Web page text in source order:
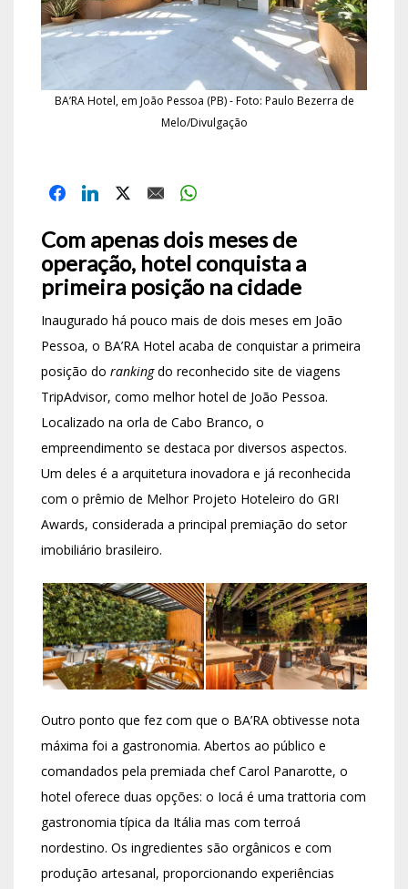
BA’RA Hotel, em João Pessoa (PB) - Foto: Paulo Bezerra de
Melo/Divulgação
Com apenas dois meses de
operação, hotel conquista a
primeira posição na cidade
Inaugurado há pouco mais de dois meses em João
Pessoa, o BA’RA Hotel acaba de conquistar a primeira
posição do rankingdo reconhecido site de viagens
TripAdvisor, como melhor hotel de João Pessoa.
Localizado na orla de Cabo Branco, o
empreendimento se destaca por diversos aspectos.
Um deles é a arquitetura inovadora e já reconhecida
com o prêmio de Melhor Projeto Hoteleiro do GRI
Awards, considerada a principal premiação do setor
imobiliário brasileiro.
Outro ponto que fez com que o BA’RA obtivesse nota
máxima foi a gastronomia. Abertos ao público e
comandados pela premiada chef Carol Panarotte, o
hotel oferece duas opções: o Iocá é uma trattoria com
gastronomia típica da Itália mas com terroá
nordestino. Os ingredientes são orgânicos e com
produção artesanal, proporcionando experiências